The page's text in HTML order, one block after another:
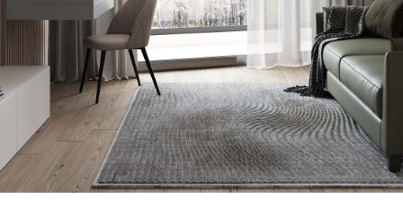
Архитектура
Архитектурная
студия